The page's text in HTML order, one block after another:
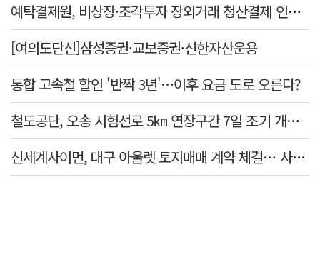
예탁결제원, 비상장·조각투자 장외거래 청산결제 인프라 구축 착수…연내 가동
[여의도단신]삼성증권·교보증권·신한자산운용
통합 고속철 할인 '반짝 3년'…이후 요금 도로 오른다?
철도공단, 오송 시험선로 5㎞ 연장구간 7일 조기 개통…LA 메트로 사업 지원
신세계사이먼, 대구 아울렛 토지매매 계약 체결… 사업 본궤도